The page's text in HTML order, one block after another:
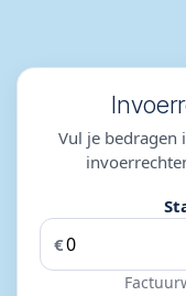
Vul je bedragen
€